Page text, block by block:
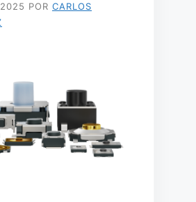
POR CARLOS